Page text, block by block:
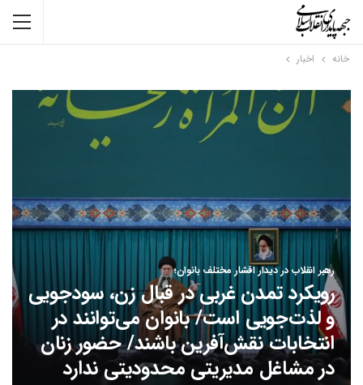
خانه اخبار
رهبر انقلاب در دیدار اقشار مختلف بانوان؛
رویکرد تمدن غربی در قبال زن، سودجویی
و لذت‌جویی است/ بانوان می‌توانند در
انتخابات نقش‌آفرین باشند/ حضور زنان
در مشاغل مدیریتی محدودیتی ندارد